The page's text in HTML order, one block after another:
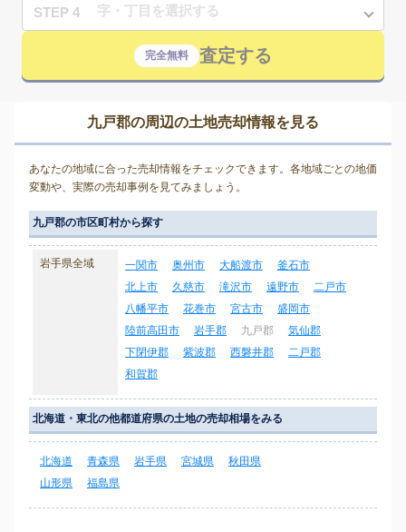
STEP 4
完全無料 査定する
九戸郡の周辺の土地売却情報を見る
あなたの地域に合った売却情報をチェックできます。各地域ごとの地価
変動や、実際の売却事例を見てみましょう。
九戸郡の市区町村から探す
岩手県全域 一関市 奥州市 大船渡市
釜石市
北上市
久慈市 滝沢市 遠野市
二戸市
八幡平市
花巻市 宮古市
盛岡市
陸前高田市
岩手郡 九戸郡
気仙郡
下閉伊郡
紫波郡 西磐井郡
二戸郡
和賀郡
北海道・東北の他都道府県の土地の売却相場をみる
北海道 青森県 岩手県 宮城県
秋田県
山形県
福島県